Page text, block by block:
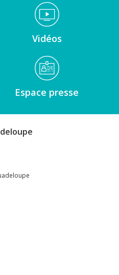
Vidéos
Espace presse